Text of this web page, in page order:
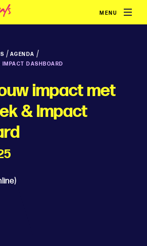
MENU
/ AGENDA /
IMPACT DASHBOARD
impact met
& Impact